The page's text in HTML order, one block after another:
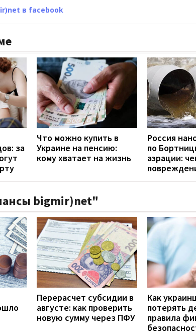
в facebook
за
Что можно купить в
Украине на пенсию:
кому хватает на жизнь
Россия
по
аэрации:
bigmir)net"
Перерасчет субсидии в
августе: как проверить
новую сумму через ПФУ
Как
потерять
правила